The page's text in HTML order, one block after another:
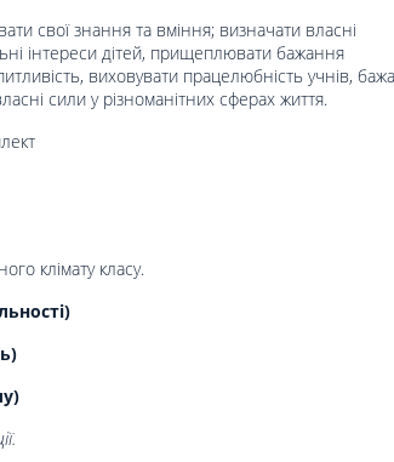
свої знання та вміння; визначати власні
інтереси дітей, прищеплювати бажання
виховувати працелюбність учнів,
сили у різноманітних сферах життя.
клімату класу.
)